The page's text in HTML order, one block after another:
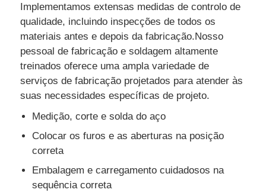
Implementamos extensas medidas de controlo de
qualidade, incluindo inspecções de todos os
materiais antes e depois da fabricação.Nosso
pessoal de fabricação e soldagem altamente
treinados oferece uma ampla variedade de
serviços de fabricação projetados para atender às
suas necessidades específicas de projeto.
Medição, corte e solda do aço
Colocar os furos e as aberturas na posição
correta
Embalagem e carregamento cuidadosos na
sequência correta